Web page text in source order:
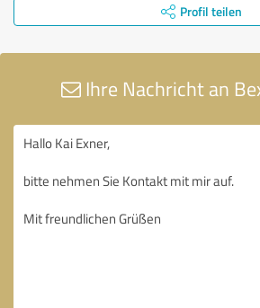
Profil teilen
Ihre Nachricht an